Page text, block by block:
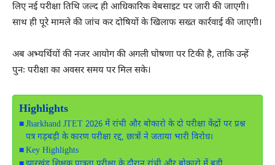
लिए नई परीक्षा तिथि जल्द ही आधिकारिक वेबसाइट पर जारी की जाएगी।
साथ ही पूरे मामले की जांच कर दोषियों के खिलाफ सख्त कार्रवाई की जाएगी।
अब अभ्यर्थियों की नजर आयोग की अगली घोषणा पर टिकी है, ताकि उन्हें
पुनः परीक्षा का अवसर समय पर मिल सके।
Highlights
Jharkhand JTET 2026 में रांची और बोकारो के दो परीक्षा केंद्रों पर प्रश्न
पत्र गड़बड़ी के कारण परीक्षा रद्द, छात्रों ने जताया भारी विरोध।
Key Highlights